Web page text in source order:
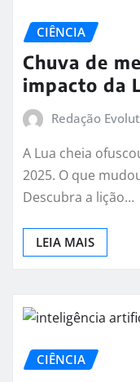
CIÊNCIA
Chuva de
impacto da
Redação
A Lua cheia
2025. O que
Descubra a lição…
LEIA MAIS
CIÊNCIA